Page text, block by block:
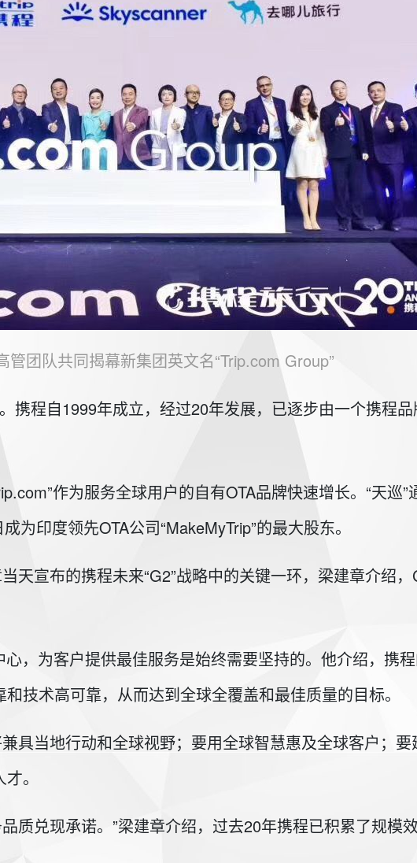
团队共同揭幕新集团英文名“Trip.com Group”
携程自1999年成立，经过20年发展，已逐步由一个携程
作为服务全球用户的自有OTA品牌快速增长。“天巡
印度领先OTA公司“MakeMyTrip”的最大股东。
天宣布的携程未来“G2”战略中的关键一环，梁建章介绍
，为客户提供最佳服务是始终需要坚持的。他介绍，携
技术高可靠，从而达到全球全覆盖和最佳质量的目标。
具当地行动和全球视野；要用全球智慧惠及全球客户；
。
质兑现承诺。”梁建章介绍，过去20年携程已积累了规模